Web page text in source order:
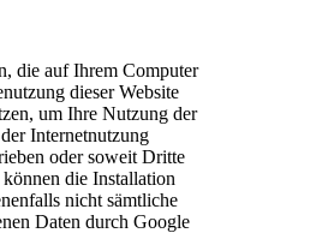
die auf Ihrem Computer
dieser Website
um Ihre Nutzung der
Internetnutzung
oder soweit Dritte
die Installation
nicht sämtliche
Daten durch Google